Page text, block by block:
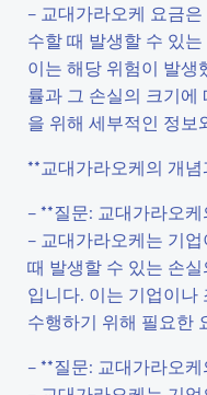
– 교대가라오케 요금
수할 때 발생할 수 있
이는 해당 위험이 발생
률과 그 손실의 크기에
을 위해 세부적인 정보
**교대가라오케의 개념
– **질문: 교대가라오
– 교대가라오케는 기
때 발생할 수 있는 손
입니다. 이는 기업이나
수행하기 위해 필요한
– **질문: 교대가라오